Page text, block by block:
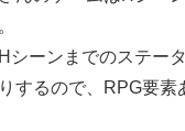
シーンまでのステー
するので、RPG要素